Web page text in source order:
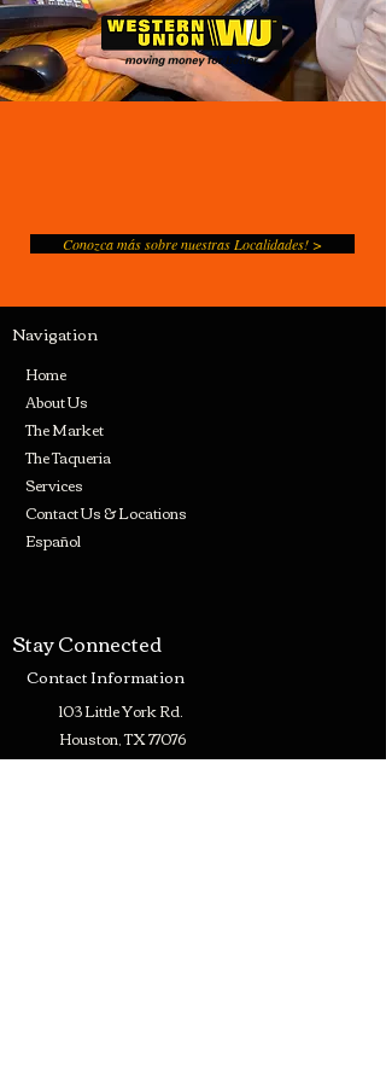
Conozca más sobre nuestras Localidades! >
Navigation
Home
About Us
The Market
The Taqueria
Services
Contact Us & Locations
Español
Stay Connected
Contact Information
103 Little York Rd.
Houston, TX 77076